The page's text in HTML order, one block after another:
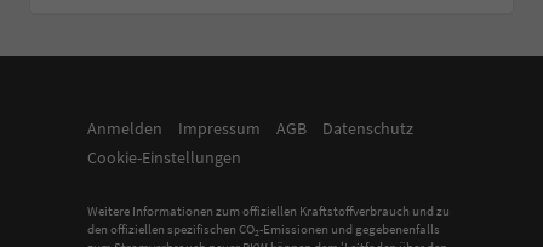
Anmelden Impressum AGB
Datenschutz
Cookie-Einstellungen
Weitere Informationen zum offiziellen Kraftstoffverbrauch und zu
den offiziellen spezifischen CO2-Emissionen und gegebenenfalls